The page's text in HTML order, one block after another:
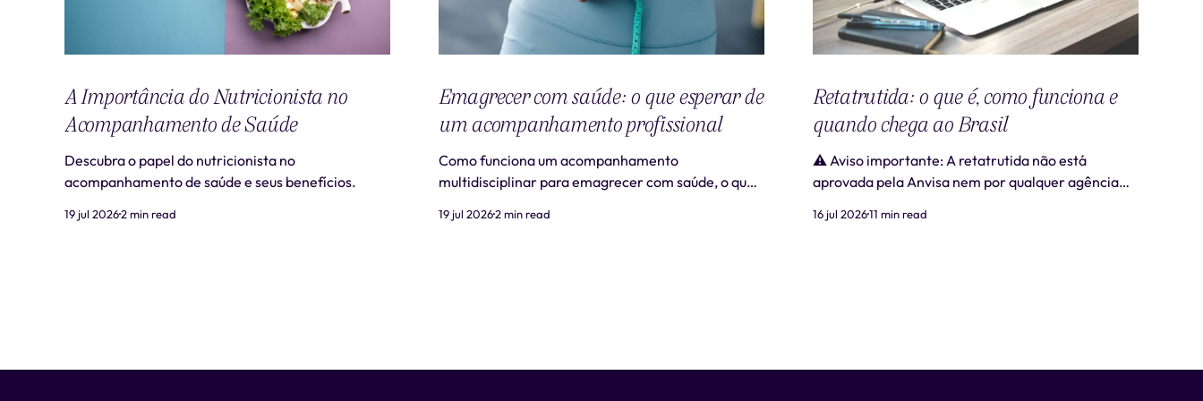
A Importância do Nutricionista no
Acompanhamento de Saúde
Descubra o papel do nutricionista no
acompanhamento de saúde e seus benefícios.
19 jul 20262 min read
Emagrecer com saúde: o que esperar de
um acompanhamento profissional
Como funciona um acompanhamento
multidisciplinar para emagrecer com saúde, o que
profissional.
19 jul 20262 min read
Retatrutida: o que é, como funciona e
quando chega ao Brasil
⚠️ Aviso importante: A retatrutida não está
aprovada pela Anvisa nem por qualquer agência
como "retatrutida" fora de estudos clínicos
16 jul 202611 min read